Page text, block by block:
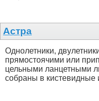
Астра
Однолетники,
прямостоячими или
цельными ланцетными
собраны в кистевидные